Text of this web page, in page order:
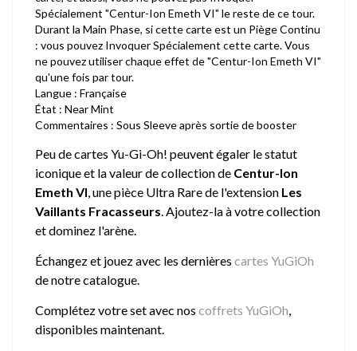
Spécialement "Centur-Ion Emeth VI" le reste de ce tour.
Durant la Main Phase, si cette carte est un Piège Continu
: vous pouvez Invoquer Spécialement cette carte. Vous
ne pouvez utiliser chaque effet de "Centur-Ion Emeth VI"
qu'une fois par tour.
Langue : Française
État : Near Mint
Commentaires : Sous Sleeve après sortie de booster
Peu de cartes Yu-Gi-Oh! peuvent égaler le statut
iconique et la valeur de collection de Centur-Ion
Emeth VI, une pièce Ultra Rare de l'extension Les
Vaillants Fracasseurs. Ajoutez-la à votre collection
et dominez l'arène.
Échangez et jouez avec les dernières cartes YuGiOh
de notre catalogue.
Complétez votre set avec nos coffrets YuGiOh,
disponibles maintenant.